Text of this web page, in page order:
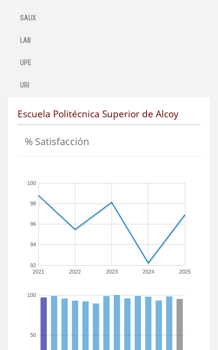
SAUX
LAB
UPE
URI
Escuela Politécnica Superior de Alcoy
% Satisfacción
2021 2022 2023 2024 2025
92
94
96
98
100
50
100